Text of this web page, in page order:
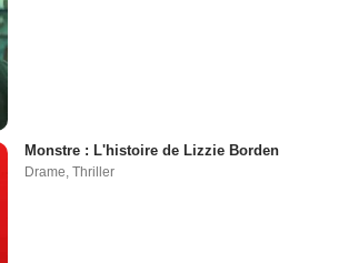
Monstre : L'histoire de Lizzie Borden
Drame,Thriller